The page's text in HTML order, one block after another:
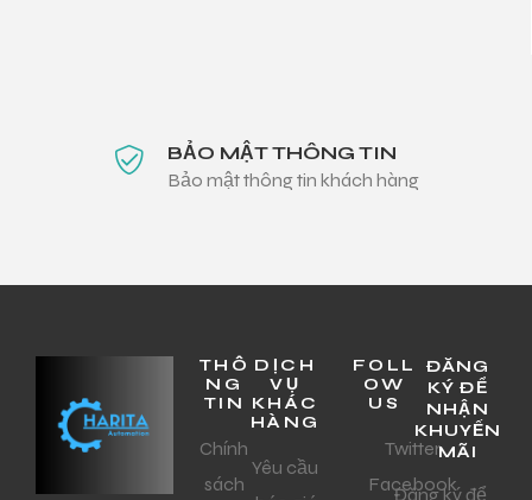
BẢO MẬT THÔNG TIN
Bảo mật thông tin khách hàng
THÔ
NG
TIN
Chính
sách
DỊCH
VỤ
KHÁC
HÀNG
Yêu cầu
FOLL
OW
US
Twitter
Facebook
ĐĂNG
KÝ ĐỂ
NHẬN
KHUYẾN
MÃI
Đăng ký để